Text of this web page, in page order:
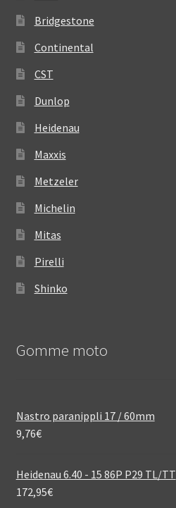
Bridgestone
Continental
CST
Dunlop
Heidenau
Maxxis
Metzeler
Michelin
Mitas
Pirelli
Shinko
Gomme moto
Nastro paranippli 17 / 60mm
9,76€
Heidenau 6.40 - 15 86P P29 TL/TT
172,95€